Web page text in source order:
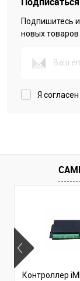
Подпишитесь
новых
Я
Контроллер